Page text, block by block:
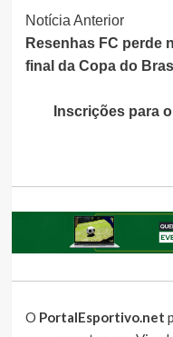
Continue
Lendo
Notícia Anterior
Resenhas FC perde
final da Copa do
Inscrições para
O PortalEsportivo.net